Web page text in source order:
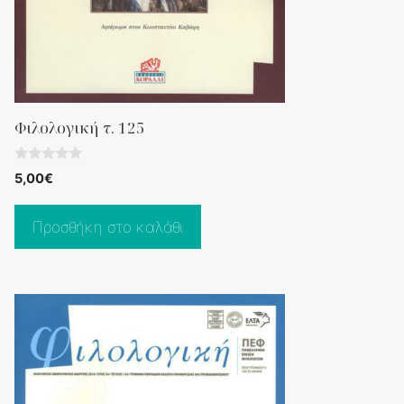
Φιλολογική τ. 125
0
o
5
5,00€
Προσθήκη στο καλάθι